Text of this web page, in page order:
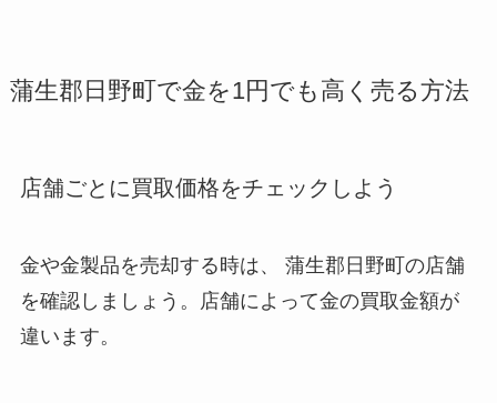
蒲生郡日野町で金を1円でも高く売る方法
店舗ごとに買取価格をチェックしよう
金や金製品を売却する時は、 蒲生郡日野町の店舗
を確認しましょう。店舗によって金の買取金額が
違います。